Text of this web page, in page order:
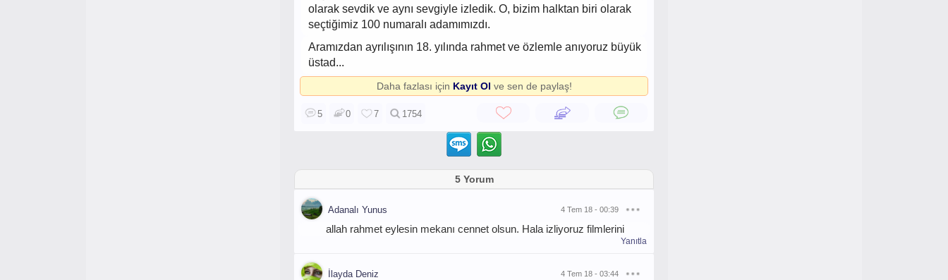
olarak sevdik ve aynı sevgiyle izledik. O, bizim halktan biri olarak
seçtiğimiz 100 numaralı adamımızdı.
Aramızdan ayrılışının 18. yılında rahmet ve özlemle anıyoruz büyük
üstad...
Daha fazlası için Kayıt Ol ve sen de paylaş!
5 0 7 1754
5 Yorum
Adanalı Yunus 4 Tem 18 - 00:39
allah rahmet eylesin mekanı cennet olsun. Hala izliyoruz filmlerini
Yanıtla
İlayda Deniz 4 Tem 18 - 03:44